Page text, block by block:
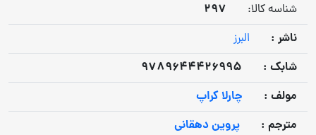
شناسه کالا:
297
ناشر :
البرز
شابک :
9789644426995
مولف :
چارلا کراپ
مترجم :
پروین دهقانی